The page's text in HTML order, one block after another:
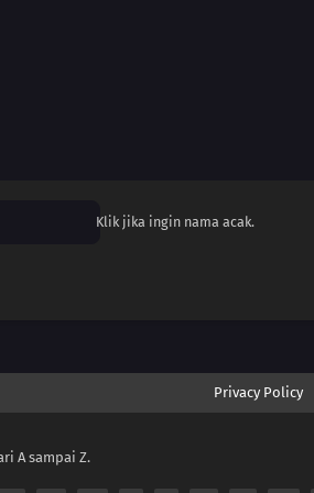
Klik jika ingin nama acak.
Privacy Policy
A sampai Z.